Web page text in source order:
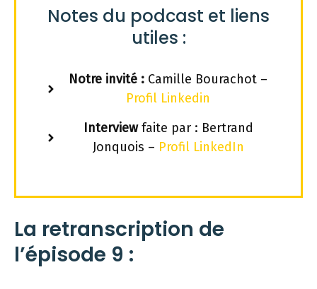
Notes du podcast et liens
utiles :
Notre invité : Camille Bourachot –
Profil Linkedin
Interviewfaite par : Bertrand
Jonquois – Profil LinkedIn
La retranscription de
l’épisode 9 :